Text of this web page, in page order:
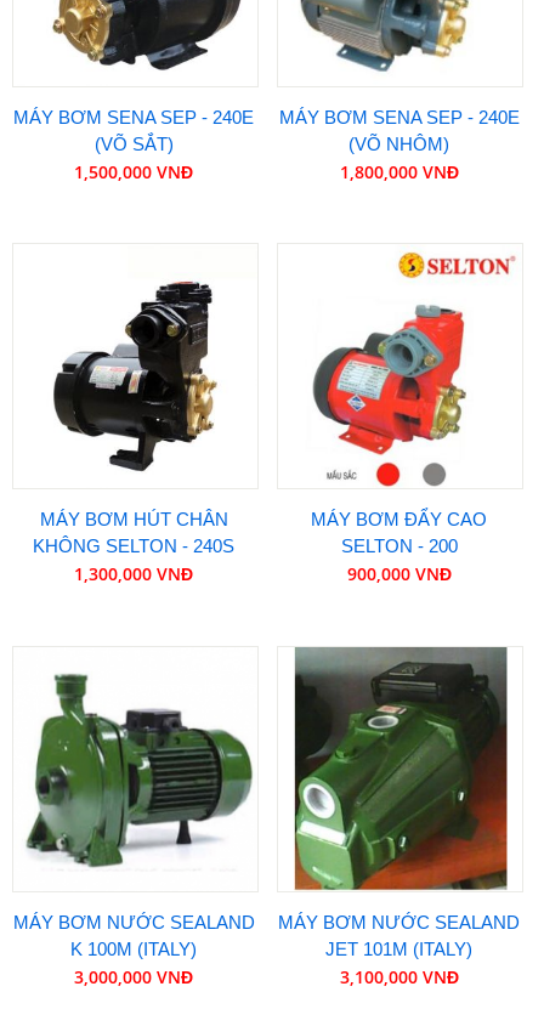
MÁY BƠM SENA SEP - 240E
(VÕ SẮT)
1,500,000 VNĐ
MÁY BƠM SENA SEP - 240E
(VÕ NHÔM)
1,800,000 VNĐ
MÁY BƠM HÚT CHÂN
KHÔNG SELTON - 240S
1,300,000 VNĐ
MÁY BƠM ĐẨY CAO
SELTON - 200
900,000 VNĐ
MÁY BƠM NƯỚC SEALAND
K 100M (ITALY)
3,000,000 VNĐ
MÁY BƠM NƯỚC SEALAND
JET 101M (ITALY)
3,100,000 VNĐ